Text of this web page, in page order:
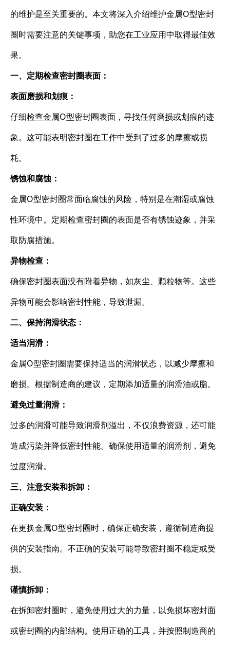
的维护是至关重要的。本文将深入介绍维护金属O型密封
圈时需要注意的关键事项，助您在工业应用中取得最佳效
果。
一、定期检查密封圈表面：
表面磨损和划痕：
仔细检查金属O型密封圈表面，寻找任何磨损或划痕的迹
象。这可能表明密封圈在工作中受到了过多的摩擦或损
耗。
锈蚀和腐蚀：
金属O型密封圈常面临腐蚀的风险，特别是在潮湿或腐蚀
性环境中。定期检查密封圈的表面是否有锈蚀迹象，并采
取防腐措施。
异物检查：
确保密封圈表面没有附着异物，如灰尘、颗粒物等。这些
异物可能会影响密封性能，导致泄漏。
二、保持润滑状态：
适当润滑：
金属O型密封圈需要保持适当的润滑状态，以减少摩擦和
磨损。根据制造商的建议，定期添加适量的润滑油或脂。
避免过量润滑：
过多的润滑可能导致润滑剂溢出，不仅浪费资源，还可能
造成污染并降低密封性能。确保使用适量的润滑剂，避免
过度润滑。
三、注意安装和拆卸：
正确安装：
在更换金属O型密封圈时，确保正确安装，遵循制造商提
供的安装指南。不正确的安装可能导致密封圈不稳定或受
损。
谨慎拆卸：
在拆卸密封圈时，避免使用过大的力量，以免损坏密封面
或密封圈的内部结构。使用正确的工具，并按照制造商的